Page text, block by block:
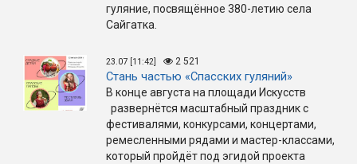
гуляние, посвящённое 380-летию села
Сайгатка.
23.07 [11:42] 2 521
Стань частью «Спасских гуляний»
В конце августа на площади Искусств
развернётся масштабный праздник с
фестивалями, конкурсами, концертами,
ремесленными рядами и мастер-классами,
который пройдёт под эгидой проекта